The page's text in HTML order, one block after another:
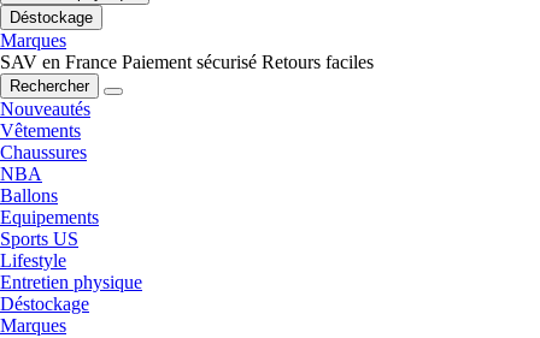
Déstockage
Marques
SAV en France Paiement sécurisé Retours faciles
Rechercher
Nouveautés
Vêtements
Chaussures
NBA
Ballons
Equipements
Sports US
Lifestyle
Entretien physique
Déstockage
Marques